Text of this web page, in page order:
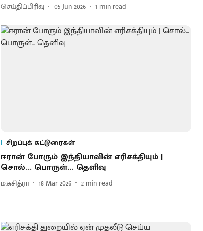
செய்திப்பிரிவு 05 Jun 2026 1 min read
சிறப்புக் கட்டுரைகள்
ஈரான் போரும் இந்தியாவின் எரிசக்தியும் |
சொல்... பொருள்... தெளிவு
ம.சுசித்ரா 18 Mar 2026 2 min read